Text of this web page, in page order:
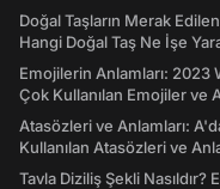
Doğal Taşların Merak
Hangi Doğal Taş Ne İşe
Emojilerin Anlamları:
Çok Kullanılan Emojiler ve
Atasözleri ve Anlamları:
Kullanılan Atasözleri ve
Tavla Diziliş Şekli Nasıldır?